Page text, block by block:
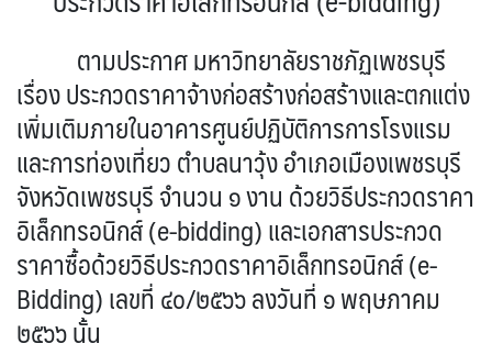
ตามประกาศ มหาวิทยาลัยราชภัฏเพชรบุรี
เรื่อง ประกวดราคาจ้างก่อสร้างก่อสร้างและตกแต่ง
เพิ่มเติมภายในอาคารศูนย์ปฏิบัติการการโรงแรม
และการท่องเที่ยว ตำบลนาวุ้ง อำเภอเมืองเพชรบุรี
จังหวัดเพชรบุรี จำนวน ๑ งาน ด้วยวิธีประกวดราคา
อิเล็กทรอนิกส์ (e-bidding) และเอกสารประกวด
ราคาซื้อด้วยวิธีประกวดราคาอิเล็กทรอนิกส์ (e-
Bidding) เลขที่ ๔๐/๒๕๖๖ ลงวันที่ ๑ พฤษภาคม
๒๕๖๖ นั้น